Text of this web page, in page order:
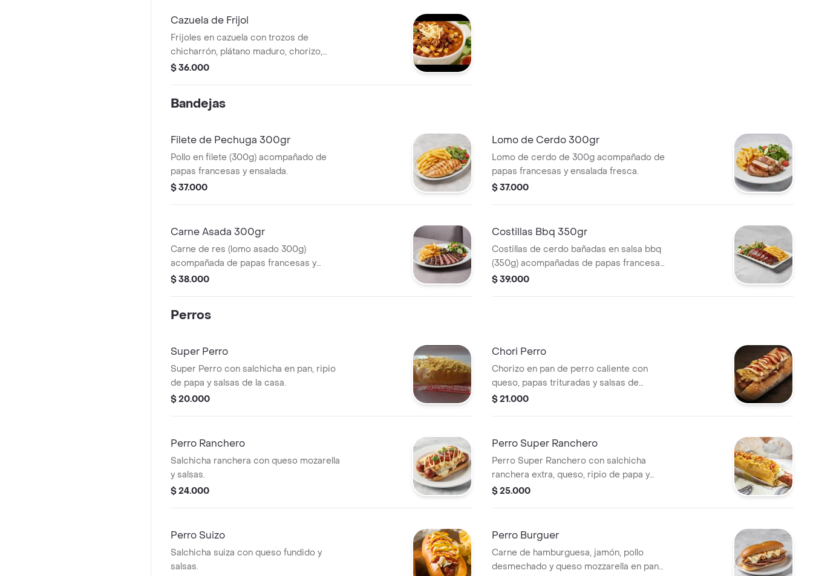
Cazuela de Frijol
Frijoles en cazuela con trozos de
chicharrón, plátano maduro, chorizo,
aguacate y ripio de papa y arroz blanco y
$ 36.000
Bandejas
Filete de Pechuga 300gr
Pollo en filete (300g) acompañado de
papas francesas y ensalada.
$ 37.000
Lomo de Cerdo 300gr
Lomo de cerdo de 300g acompañado de
papas francesas y ensalada fresca.
$ 37.000
Carne Asada 300gr
Carne de res (lomo asado 300g)
acompañada de papas francesas y
ensalada.
$ 38.000
Costillas Bbq 350gr
Costillas de cerdo bañadas en salsa bbq
(350g) acompañadas de papas francesas
y ensalada.
$ 39.000
Perros
Super Perro
Super Perro con salchicha en pan, ripio
de papa y salsas de la casa.
$ 20.000
Chori Perro
Chorizo en pan de perro caliente con
queso, papas trituradas y salsas de
mayonesa y tomate.
$ 21.000
Perro Ranchero
Salchicha ranchera con queso mozarella
y salsas.
$ 24.000
Perro Super Ranchero
Perro Super Ranchero con salchicha
ranchera extra, queso, ripio de papa y
salsa de tomate.
$ 25.000
Perro Suizo
Salchicha suiza con queso fundido y
salsas.
Perro Burguer
Carne de hamburguesa, jamón, pollo
desmechado y queso mozzarella en pan